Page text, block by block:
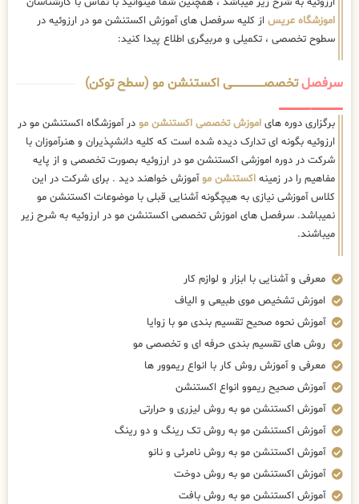
اموزشگاه عریس از کلیه سرفصل های آموزش اکستنشن مو در ارزوئیه در
سطوح تخصصی ، تکمیلی و مربیگری اطلاع پیدا کنید:
سرفصلتخصصــــــــــــــــــــی اکستنشن مو (سطح توکن)
برگزاری دوره های اموزش تخصصی اکستنشن مو در آموزشگاه اکستنشن مو در
ارزوئیه بگونه ای تدارک دیده شده است که کلیه دانشپذیران و هنرآموزان با
شرکت در دوره اموزشی اکستنشن مو در ارزوئیه بصورت تخصصی و از پایه
مفاهیم را در زمینه اکستنشن موآموزش خواهند دید . برای شرکت در این
کلاس آموزشی نیازی به هیچگونه آشنایی قبلی با موضوعات اکستنشن مو
نمیباشد. سرفصل های اموزش تخصصی اکستنشن مو در ارزوئیه به شرح زیر
میباشند.
معرفی و آشنایی با ابزار و لوازم کار
اموزش تشخیص موی طبیعی و الیاف
آموزش نحوه صحیح تقسیم بندی مو با زوایا
روش های تقسیم بندی حرفه ای و تخصصی مو
معرفی و آموزش روش کار با انواع ریموور ها
آموزش صحیح ریموو انواع اکستنشن
آموزش اکستنشن مو به روش لیزری و حرارتی
آموزش اکستنشن مو به روش تک رینگ و دو رینگ
آموزش اکستنشن مو به روش نامرئی و نانو
آموزش اکستنشن مو به روش دوخت
آموزش اکستنشن مو به روش بافت